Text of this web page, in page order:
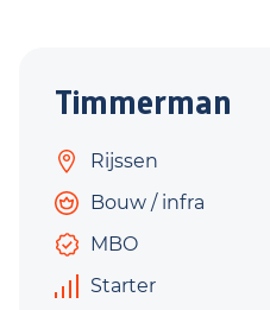
Timmerman
Rijssen
Bouw / infra
MBO
Starter